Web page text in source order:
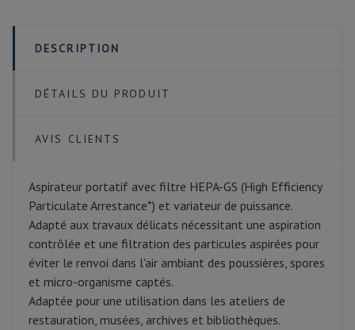
DESCRIPTION
DÉTAILS DU PRODUIT
AVIS CLIENTS
Aspirateur portatif avec filtre HEPA-GS (High Efficiency
Particulate Arrestance*) et variateur de puissance.
Adapté aux travaux délicats nécessitant une aspiration
contrôlée et une filtration des particules aspirées pour
éviter le renvoi dans l'air ambiant des poussières, spores
et micro-organisme captés.
Adaptée pour une utilisation dans les ateliers de
restauration, musées, archives et bibliothèques.